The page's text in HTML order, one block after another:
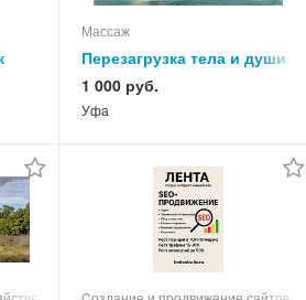
Массаж
Перезагрузка тела и души
1 000 руб.
Уфа